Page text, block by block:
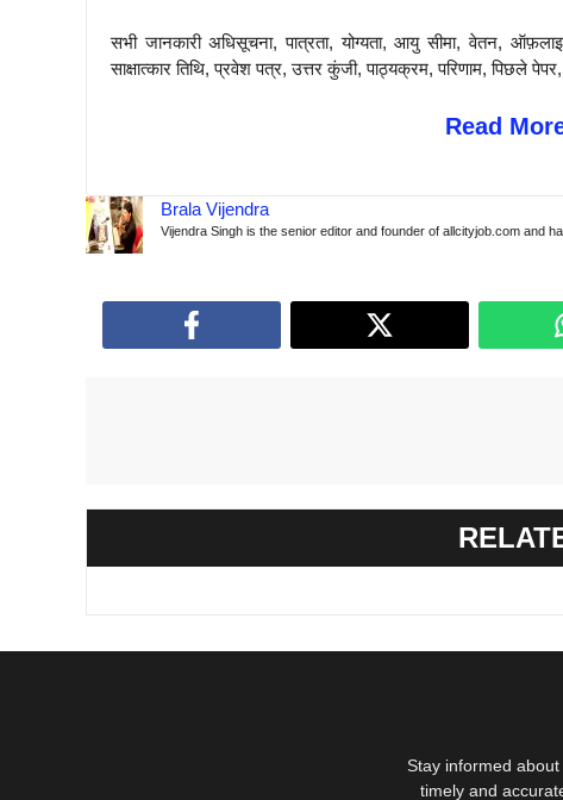
सभी जानकारी अधिसूचना, पात्रता, योग्यता, आयु सीमा, वेतन,
साक्षात्कार तिथि, प्रवेश पत्र, उत्तर कुंजी, पाठ्यक्रम, परिणाम,
Read
Brala Vijendra
Vijendra Singh is the senior editor and founder of allcityjob.com and
Stay informed
timely and